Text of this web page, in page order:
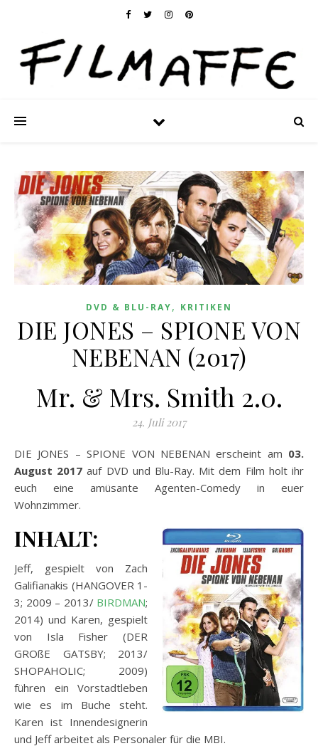
DVD & BLU-RAY, KRITIKEN
DIE JONES – SPIONE VON
NEBENAN (2017)
Mr. & Mrs. Smith 2.0.
24. Juli 2017
DIE JONES – SPIONE VON NEBENAN erscheint am 03.
August 2017 auf DVD und Blu-Ray. Mit dem Film holt ihr
euch eine amüsante Agenten-Comedy in euer
Wohnzimmer.
INHALT:
Jeff, gespielt von Zach
Galifianakis (HANGOVER 1-
3; 2009 – 2013/ BIRDMAN;
2014) und Karen, gespielt
von Isla Fisher (DER
GROßE GATSBY; 2013/
SHOPAHOLIC; 2009)
führen ein Vorstadtleben
wie es im Buche steht.
Karen ist Innendesignerin
und Jeff arbeitet als Personaler für die MBI.